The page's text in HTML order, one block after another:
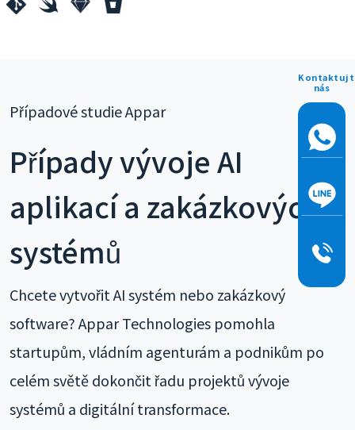
Případové studie Appar
Případy vývoje AI
aplikací a zakázkových
systémů
Chcete vytvořit AI systém nebo zakázkový
software? Appar Technologies pomohla
startupům, vládním agenturám a podnikům po
celém světě dokončit řadu projektů vývoje
systémů a digitální transformace.
nás